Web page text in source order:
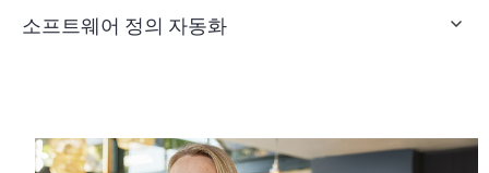
소프트웨어 정의 자동화